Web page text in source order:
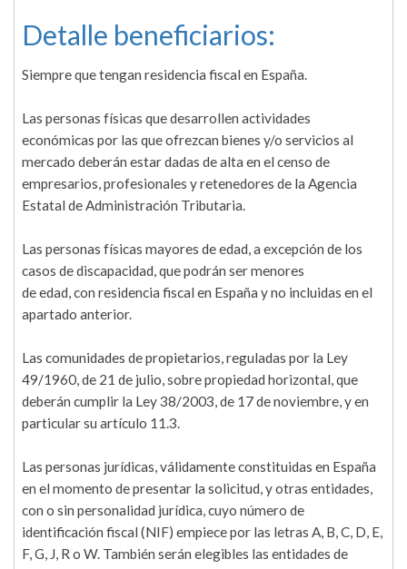
Detalle beneficiarios:
Siempre que tengan residencia fiscal en España.
Las personas físicas que desarrollen actividades
económicas por las que ofrezcan bienes y/o servicios al
mercado deberán estar dadas de alta en el censo de
empresarios, profesionales y retenedores de la Agencia
Estatal de Administración Tributaria.
Las personas físicas mayores de edad, a excepción de los
casos de discapacidad, que podrán ser menores
de edad, con residencia fiscal en España y no incluidas en el
apartado anterior.
Las comunidades de propietarios, reguladas por la Ley
49/1960, de 21 de julio, sobre propiedad horizontal, que
deberán cumplir la Ley 38/2003, de 17 de noviembre, y en
particular su artículo 11.3.
Las personas jurídicas, válidamente constituidas en España
en el momento de presentar la solicitud, y otras entidades,
con o sin personalidad jurídica, cuyo número de
identificación fiscal (NIF) empiece por las letras A, B, C, D, E,
F, G, J, R o W. También serán elegibles las entidades de